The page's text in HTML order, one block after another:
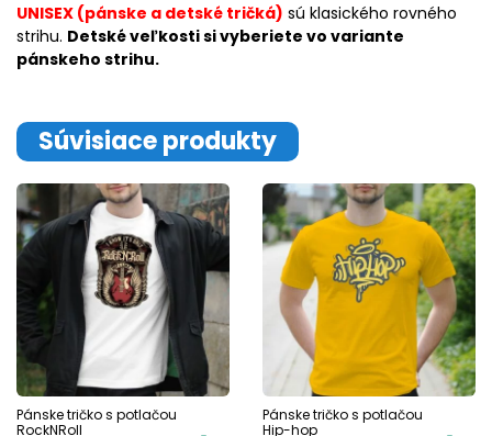
UNISEX (pánske a detské tričká) sú klasického rovného
strihu. Detské veľkosti si vyberiete vo variante
pánskeho strihu.
Súvisiace produkty
Pánske tričko s potlačou
RockNRoll
Pánske tričko s potlačou
Hip-hop